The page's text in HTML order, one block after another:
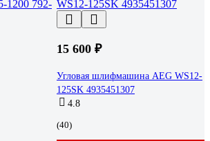
15 600 ₽
Угловая шлифмашина AEG WS12-
125SK 4935451307
4.8
(40)